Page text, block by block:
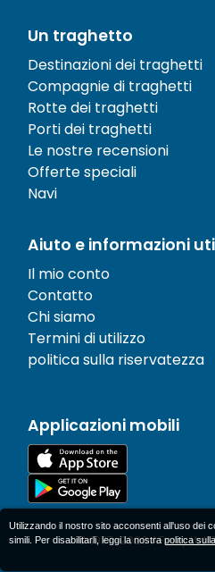
Un traghetto
Destinazioni dei traghetti
Compagnie di traghetti
Rotte dei traghetti
Porti dei traghetti
Le nostre recensioni
Offerte speciali
Navi
Aiuto e informazioni
Il mio conto
Contatto
Chi siamo
Termini di utilizzo
politica sulla riservatezza
Applicazioni mobili
© 1977-2026AFerry Ltd.
Utilizzando il nostro sito acconsenti all'uso dei
simili. Per disabilitarli, leggi la nostrapolitica